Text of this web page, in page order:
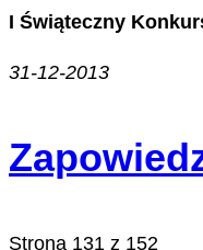
I Świąteczny
31-12-2013
Strona 131 z 152